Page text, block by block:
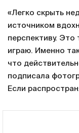
«Легко скрыть
источником
перспективу.
играю. Именно
что
подписала
Если